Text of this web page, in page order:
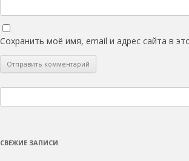
Сохранить моё имя, email и адрес сайта в
СВЕЖИЕ ЗАПИСИ